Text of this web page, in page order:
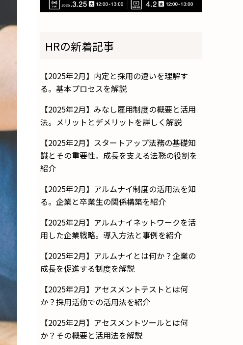
HRの新着記事
【2025年2月】内定と採用の違いを理解す
る。基本プロセスを解説
【2025年2月】みなし雇用制度の概要と活用
法。メリットとデメリットを詳しく解説
【2025年2月】スタートアップ法務の基礎知
識とその重要性。成長を支える法務の役割を
紹介
【2025年2月】アルムナイ制度の活用法を知
る。企業と卒業生の関係構築を紹介
【2025年2月】アルムナイネットワークを活
用した企業戦略。導入方法と事例を紹介
【2025年2月】アルムナイとは何か？企業の
成長を促進する制度を解説
【2025年2月】アセスメントテストとは何
か？採用活動での活用法を紹介
【2025年2月】アセスメントツールとは何
か？その概要と活用法を解説